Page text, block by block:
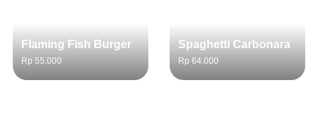
Flaming Fish Burger
Rp 55.000
Spaghetti Carbonara
Rp 64.000